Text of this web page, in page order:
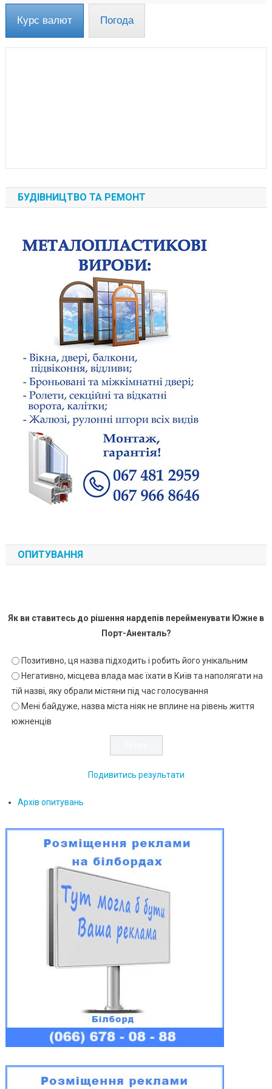
Курс валют Погода
БУДІВНИЦТВО ТА РЕМОНТ
ОПИТУВАННЯ
Як ви ставитесь до рішення нардепів перейменувати Южне в
Порт-Аненталь?
Позитивно, ця назва підходить і робить його унікальним
Негативно, місцева влада має їхати в Київ та наполягати на
тій назві, яку обрали містяни під час голосування
Мені байдуже, назва міста ніяк не вплине на рівень життя
южненців
Подивитись результати
Архів опитувань